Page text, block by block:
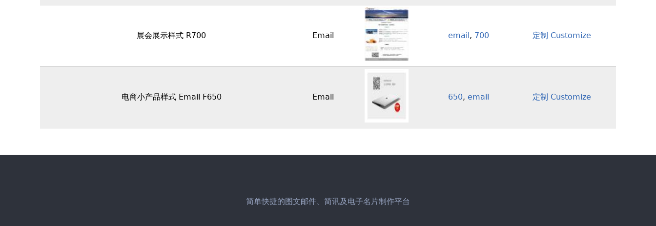
展会展示样式 R700 Email email, 700 定制 Customize
电商小产品样式 Email F650 Email 650, email 定制 Customize
简单快捷的图文邮件、简讯及电子名片制作平台